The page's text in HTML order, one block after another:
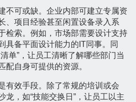
不可或缺。企业内部可建立专属资
、项目经验甚至闲置设备录入系
检索。例如，市场部需要设计支持
具备平面设计能力的IT同事。同
单”，让员工清晰了解哪些部门当
配自身可提供的资源。
有效手段。除了常规的培训或会
龙，如“技能交换日”，让员工以主